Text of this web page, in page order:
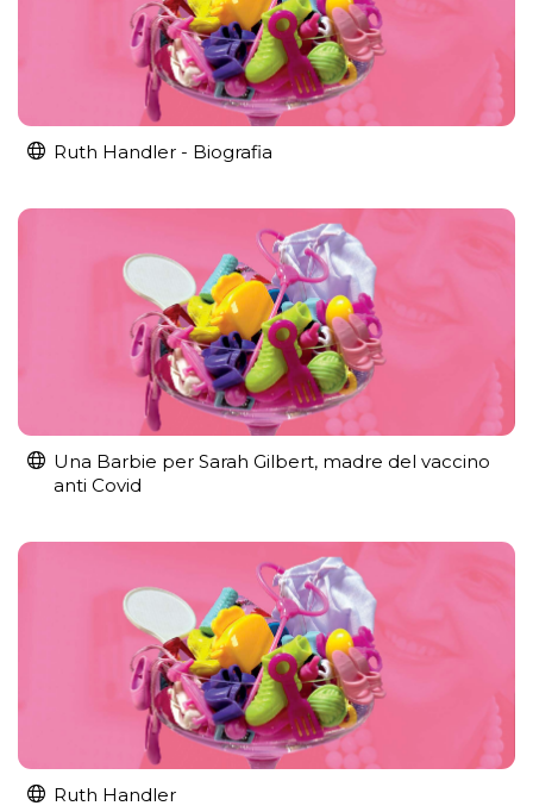
Ruth Handler - Biografia
Una Barbie per Sarah Gilbert, madre del vaccino
anti Covid
Ruth Handler